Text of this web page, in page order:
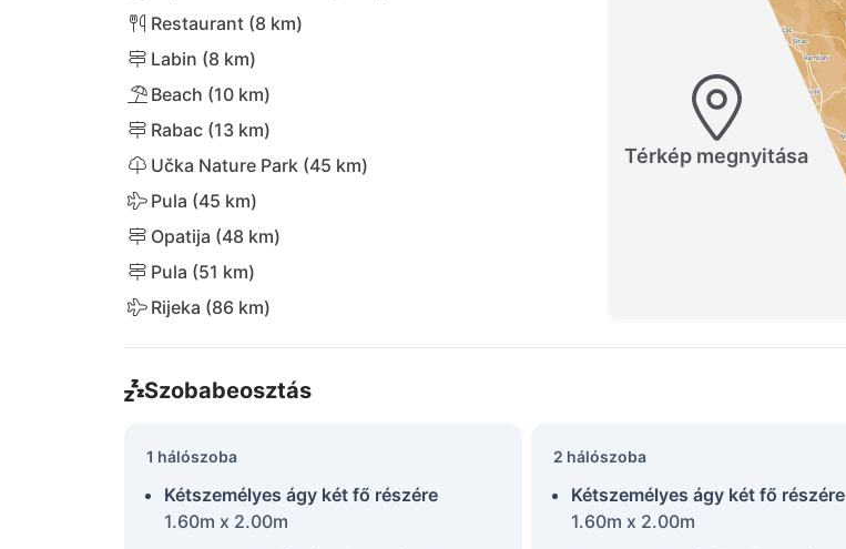
Restaurant (8 km)
Labin (8 km)
Beach (10 km)
Rabac (13 km)
Učka Nature Park (45 km)
Pula (45 km)
Opatija (48 km)
Pula (51 km)
Rijeka (86 km)
Térkép megnyitása
Szobabeosztás
1 hálószoba
Kétszemélyes ágy két fő részére
1.60m x 2.00m
2 hálószoba
Kétszemélyes ágy két fő részére
1.60m x 2.00m